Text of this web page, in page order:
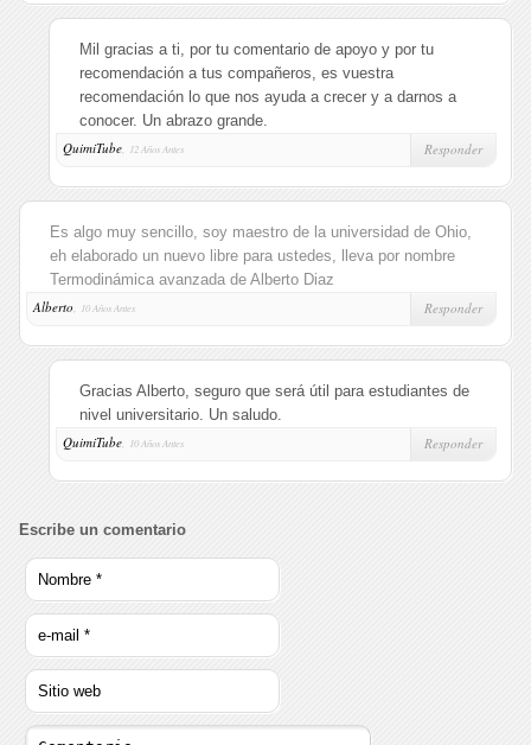
Mil gracias a ti, por tu comentario de apoyo y por tu
recomendación a tus compañeros, es vuestra
recomendación lo que nos ayuda a crecer y a darnos a
conocer. Un abrazo grande.
QuimiTube, 12 Años Antes Responder
Es algo muy sencillo, soy maestro de la universidad de Ohio,
eh elaborado un nuevo libre para ustedes, lleva por nombre
Termodinámica avanzada de Alberto Diaz
Alberto, 10 Años Antes Responder
Gracias Alberto, seguro que será útil para estudiantes de
nivel universitario. Un saludo.
QuimiTube, 10 Años Antes Responder
Escribe un comentario